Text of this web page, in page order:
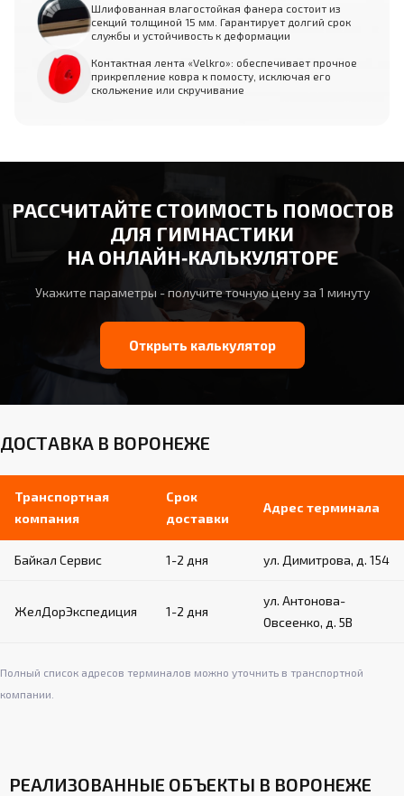
Шлифованная влагостойкая фанера состоит из
секций толщиной 15 мм. Гарантирует долгий срок
службы и устойчивость к деформации
Контактная лента «Velkro»: обеспечивает прочное
прикрепление ковра к помосту, исключая его
скольжение или скручивание
РАССЧИТАЙТЕ СТОИМОСТЬ ПОМОСТОВ
ДЛЯ ГИМНАСТИКИ
НА ОНЛАЙН‑КАЛЬКУЛЯТОРЕ
Укажите параметры - получите точную цену за 1 минуту
Открыть калькулятор
ДОСТАВКА В ВОРОНЕЖЕ
Транспортная
компания
Срок
доставки
Адрес терминала
Байкал Сервис 1-2 дня ул. Димитрова, д. 154
ЖелДорЭкспедиция 1-2 дня
ул. Антонова-
Овсеенко, д. 5В
Полный список адресов терминалов можно уточнить в транспортной
компании.
РЕАЛИЗОВАННЫЕ ОБЪЕКТЫ В ВОРОНЕЖЕ